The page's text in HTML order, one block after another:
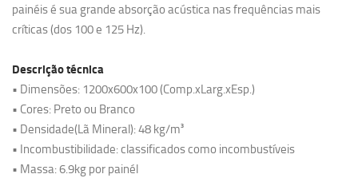
painéis é sua grande absorção acústica nas frequências mais
críticas (dos 100 e 125 Hz).
Descrição técnica
• Dimensões: 1200x600x100 (Comp.xLarg.xEsp.)
• Cores: Preto ou Branco
• Densidade(Lã Mineral): 48 kg/m³
• Incombustibilidade: classificados como incombustíveis
• Massa: 6.9kg por painél